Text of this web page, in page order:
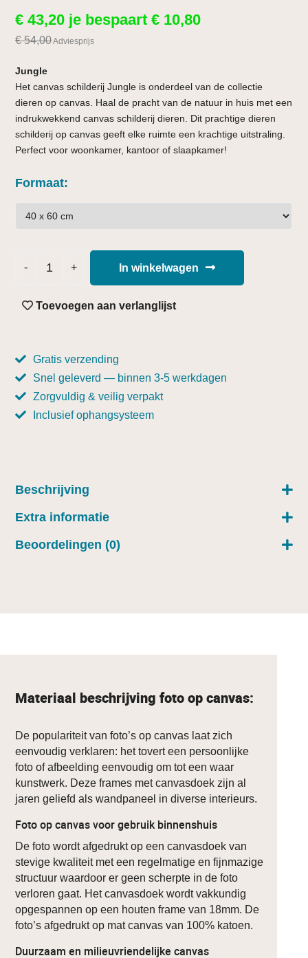
€ 43,20 je bespaart€ 10,80
€54,00Adviesprijs
Jungle
Het canvas schilderij Jungle is onderdeel van de collectie
dieren op canvas. Haal de pracht van de natuur in huis met een
indrukwekkend canvas schilderij dieren. Dit prachtige dieren
schilderij op canvas geeft elke ruimte een krachtige uitstraling.
Perfect voor woonkamer, kantoor of slaapkamer!
Formaat
In winkelwagen
Toevoegen aan verlanglijst
Gratis verzending
Snel geleverd — binnen 3-5 werkdagen
Zorgvuldig & veilig verpakt
Inclusief ophangsysteem
Beschrijving
Extra informatie
Beoordelingen (0)
Materiaal beschrijving foto op canvas:
De populariteit van foto’s op canvas laat zich
eenvoudig verklaren: het tovert een persoonlijke
foto of afbeelding eenvoudig om tot een waar
kunstwerk. Deze frames met canvasdoek zijn al
jaren geliefd als wandpaneel in diverse interieurs.
Foto op canvas voor gebruik binnenshuis
De foto wordt afgedrukt op een canvasdoek van
stevige kwaliteit met een regelmatige en fijnmazige
structuur waardoor er geen scherpte in de foto
verloren gaat. Het canvasdoek wordt vakkundig
opgespannen op een houten frame van 18mm. De
foto’s afgedrukt op mat canvas van 100% katoen.
Duurzaam en milieuvriendelijke canvas